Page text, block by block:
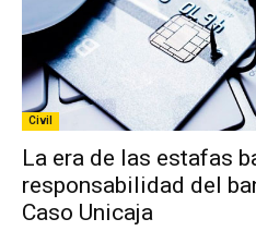
Civil
La era de las estafas
responsabilidad del
Caso Unicaja